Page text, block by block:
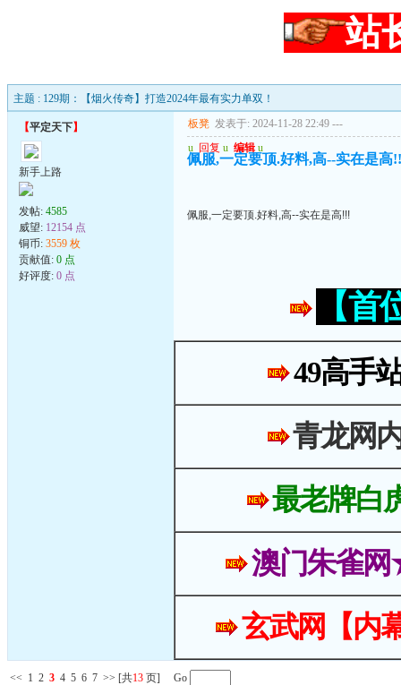
站
主题 : 129期：【烟火传奇】打造2024年最有实力单双！
【平定天下】
新手上路
发帖: 4585
威望: 12154 点
铜币: 3559 枚
贡献值: 0 点
好评度: 0 点
板凳 发表于: 2024-11-28 22:49 ---
u 回复 u 编辑 u
佩服,一定要顶.好料,高--实在是高
佩服,一定要顶.好料,高--实在是高!!!
【
49高手
青龙网
最老牌白
澳门朱雀
玄武网【内
<< 1 2 3 4 5 6 7 >> [共13 页] Go